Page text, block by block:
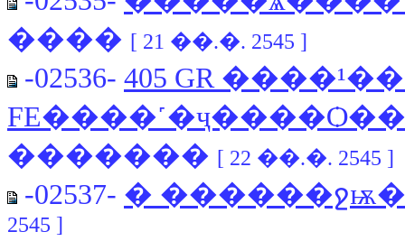
���� [ 21 ��.�. 2545 ]
-02536- 405 GR
������� [ 22 ��.�. 2545 ]
-02537- �
2545 ]